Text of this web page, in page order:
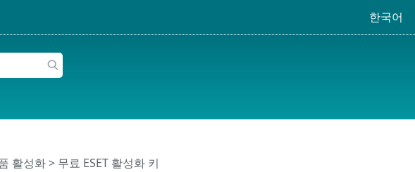
한국어
활성화> 무료 ESET 활성화 키